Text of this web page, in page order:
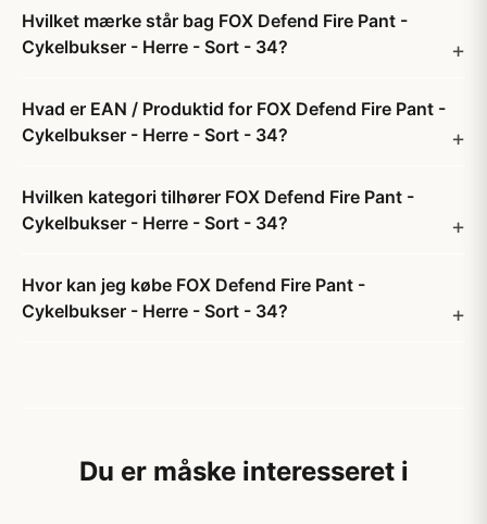
Hvilket mærke står bag FOX Defend Fire Pant -
Cykelbukser - Herre - Sort - 34?
Hvad er EAN / Produktid for FOX Defend Fire Pant -
Cykelbukser - Herre - Sort - 34?
Hvilken kategori tilhører FOX Defend Fire Pant -
Cykelbukser - Herre - Sort - 34?
Hvor kan jeg købe FOX Defend Fire Pant -
Cykelbukser - Herre - Sort - 34?
Du er måske interesseret i